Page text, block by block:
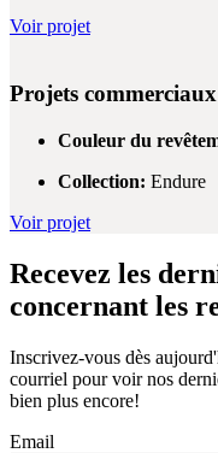
Voir projet
Projets commerciaux
Couleur du
Collection: Endure
Voir projet
Recevez les
concernant les
Inscrivez-vous dès
courriel pour voir nos
bien plus encore!
Email